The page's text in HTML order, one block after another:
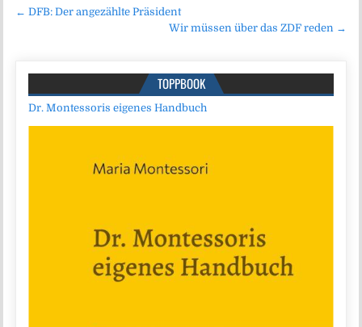
Beitragsnavigation
← DFB: Der angezählte Präsident
Wir müssen über das ZDF reden →
TOPPBOOK
Dr. Montessoris eigenes Handbuch